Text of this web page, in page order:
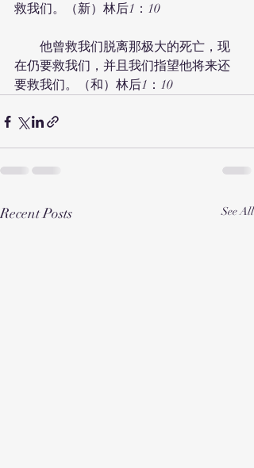
救我们。（新）林后1：10
他曾救我们脱离那极大的死亡，现
在仍要救我们，并且我们指望他将来还
要救我们。（和）林后1：10
Recent Posts See All